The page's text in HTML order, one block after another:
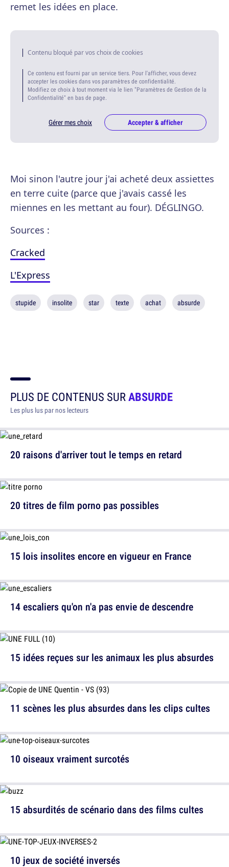
remet les idées en place.
Contenu bloqué par vos choix de cookies
Ce contenu est fourni par un service tiers. Pour l'afficher, vous devez
accepter les cookies dans vos paramètres de confidentialité.
Modifiez ce choix à tout moment via le lien "Paramètres de Gestion de la
Confidentialité" en bas de page.
Gérer mes choix Accepter & afficher
Moi sinon l'autre jour j'ai acheté deux assiettes
en terre cuite (parce que j'avais cassé les
miennes en les mettant au four). DÉGLINGO.
Sources :
Cracked
L'Express
stupide insolite star texte achat absurde
PLUS DE CONTENUS SURABSURDE
Les plus lus par nos lecteurs
20 raisons d'arriver tout le temps en retard
15 lois insolites encore en vigueur en France
15 idées reçues sur les animaux les plus absurdes
10 oiseaux vraiment surcotés
10 jeux de société inversés
20 titres de film porno pas possibles
14 escaliers qu'on n'a pas envie de descendre
11 scènes les plus absurdes dans les clips cultes
15 absurdités de scénario dans des films cultes